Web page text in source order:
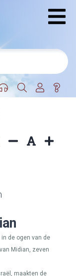
de ogen van de
Midian, zeven
maakten de